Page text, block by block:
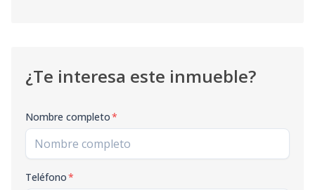
¿Te interesa este inmueble?
Nombre completo*
Teléfono*